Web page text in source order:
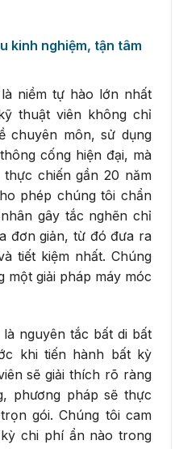
kinh nghiệm, tận tâm
niềm tự hào lớn nhất
thuật viên không chỉ
chuyên môn, sử dụng
cống hiện đại, mà
chiến gần 20 năm
phép chúng tôi chẩn
gây tắc nghẽn chỉ
đơn giản, từ đó đưa ra
tiết kiệm nhất. Chúng
một giải pháp máy móc
nguyên tắc bất di bất
khi tiến hành bất kỳ
sẽ giải thích rõ ràng
phương pháp sẽ thực
gói. Chúng tôi cam
chi phí ẩn nào trong